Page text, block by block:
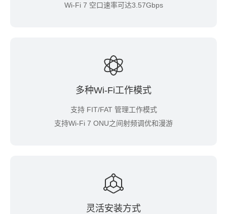
Wi-Fi 7 空口速率可达3.57Gbps
多种Wi-Fi工作模式
支持 FIT/FAT 管理工作模式
支持Wi-Fi 7 ONU之间射频调优和漫游
灵活安装方式